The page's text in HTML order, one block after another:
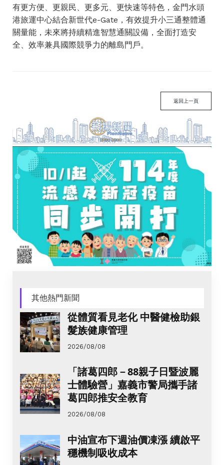
有更方便、更親民、更多元、更快速等特色，金門水頭
港旅運中心結合新世代e-Gate，有效提升小三通整體通
關量能，未來將持續精進智慧通關設備，全面打造安
全、效率兼具國際競爭力的離島門戶。
返回上一頁
其他熱門新聞
從體質看見老化 中醫健檢助銀
髮族健康管理
2026/08/08
「諸葛四郎－88親子日暨波麗
士體驗營」嘉義市警局攜手諸
葛四郎推安全教育
2026/08/08
中油宣布下週油價凍漲 續啟平
穩機制吸收成本